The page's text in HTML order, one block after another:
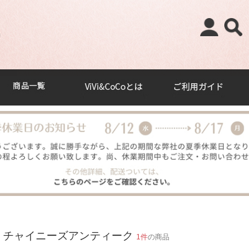
チャイニーズアンティーク 1件の商品